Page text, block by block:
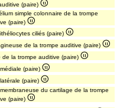
(paire)
simple colonnaire de la trompe
(paire)
ciliés (paire)
de la trompe auditive (paire)
de la trompe auditive (paire)
(paire)
(paire)
du cartilage de la trompe
(paire)